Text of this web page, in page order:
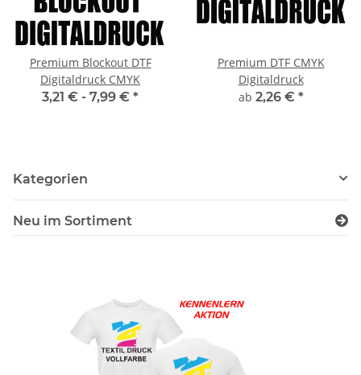
Premium Blockout DTF
Digitaldruck CMYK
3,21 € - 7,99 € *
Premium DTF CMYK
Digitaldruck
ab 2,26 € *
Kategorien
Neu im Sortiment